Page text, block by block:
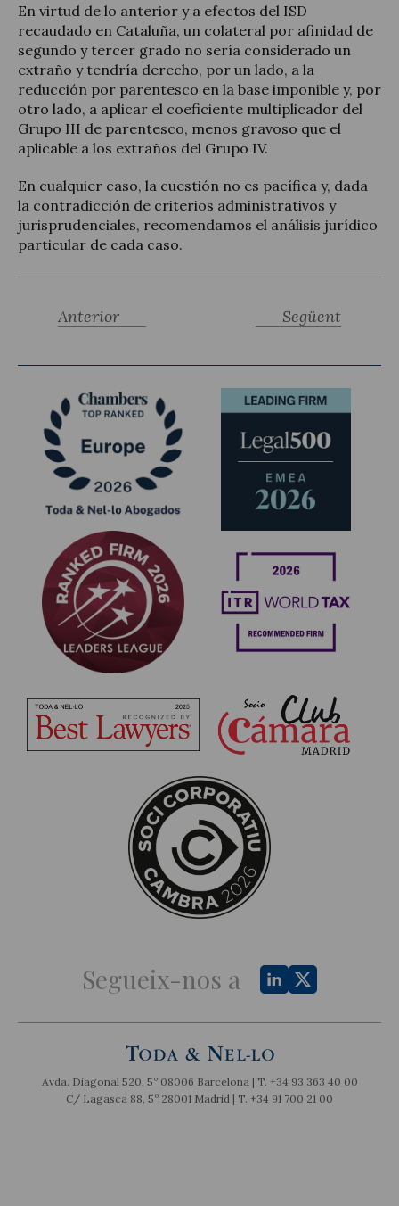
En virtud de lo anterior y a efectos del ISD
recaudado en Cataluña, un colateral por afinidad de
segundo y tercer grado no sería considerado un
extraño y tendría derecho, por un lado, a la
reducción por parentesco en la base imponible y, por
otro lado, a aplicar el coeficiente multiplicador del
Grupo III de parentesco, menos gravoso que el
aplicable a los extraños del Grupo IV.
En cualquier caso, la cuestión no es pacífica y, dada
la contradicción de criterios administrativos y
jurisprudenciales, recomendamos el análisis jurídico
particular de cada caso.
Següent
Anterior
Segueix-nos a
Avda. Diagonal 520, 5º 08006 Barcelona | T. +34 93 363 40 00
C/ Lagasca 88, 5º 28001 Madrid | T. +34 91 700 21 00